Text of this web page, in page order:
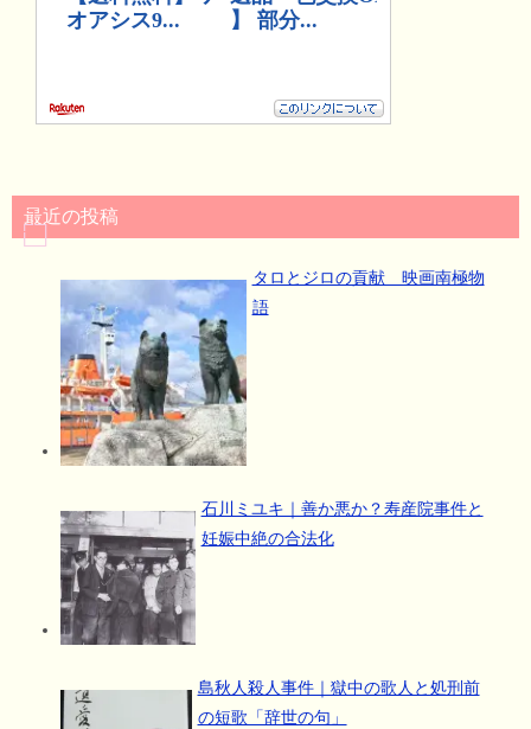
最近の投稿
タロとジロの貢献 映画南極物
語
石川ミユキ｜善か悪か？寿産院事件と
妊娠中絶の合法化
島秋人殺人事件｜獄中の歌人と処刑前
の短歌「辞世の句」